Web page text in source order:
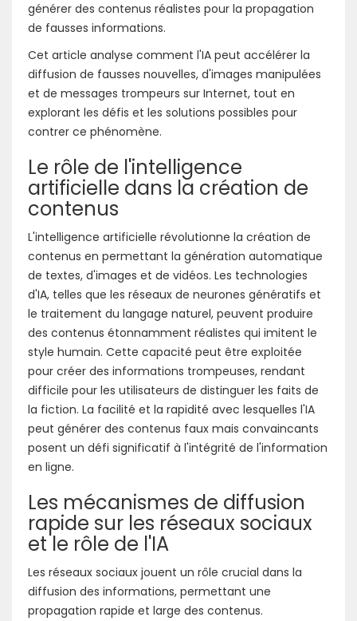
générer des contenus réalistes pour la propagation
de fausses informations.
Cet article analyse comment l'IA peut accélérer la
diffusion de fausses nouvelles, d'images manipulées
et de messages trompeurs sur Internet, tout en
explorant les défis et les solutions possibles pour
contrer ce phénomène.
Le rôle de l'intelligence
artificielle dans la création de
contenus
L'intelligence artificielle révolutionne la création de
contenus en permettant la génération automatique
de textes, d'images et de vidéos. Les technologies
d'IA, telles que les réseaux de neurones génératifs et
le traitement du langage naturel, peuvent produire
des contenus étonnamment réalistes qui imitent le
style humain. Cette capacité peut être exploitée
pour créer des informations trompeuses, rendant
difficile pour les utilisateurs de distinguer les faits de
la fiction. La facilité et la rapidité avec lesquelles l'IA
peut générer des contenus faux mais convaincants
posent un défi significatif à l'intégrité de l'information
en ligne.
Les mécanismes de diffusion
rapide sur les réseaux sociaux
et le rôle de l'IA
Les réseaux sociaux jouent un rôle crucial dans la
diffusion des informations, permettant une
propagation rapide et large des contenus.